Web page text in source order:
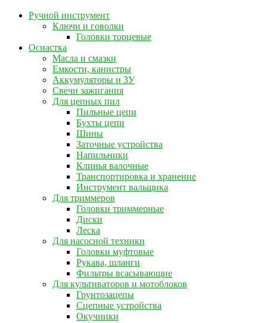
Ручной инструмент
Ключи и говолки
Головки торцевые
Оснастка
Масла и смазки
Емкости, канистры
Аккумуляторы и ЗУ
Свечи зажигания
Для цепных пил
Пильные цепи
Бухты цепи
Шины
Заточные устройства
Напильники
Клинья валочные
Транспортировка и хранение
Инструмент вальщика
Для триммеров
Головки триммерные
Диски
Леска
Для насосной техники
Головки муфтовые
Рукава, шланги
Фильтры всасывающие
Для культиваторов и мотоблоков
Грунтозацепы
Сцепные устройства
Окучники